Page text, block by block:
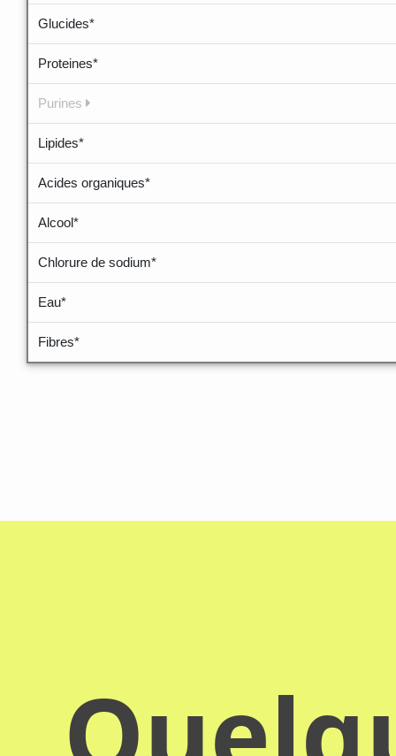
Glucides*
Proteines*
Purines
Lipides*
Acides organiques*
Alcool*
Chlorure de sodium*
Eau*
Fibres*